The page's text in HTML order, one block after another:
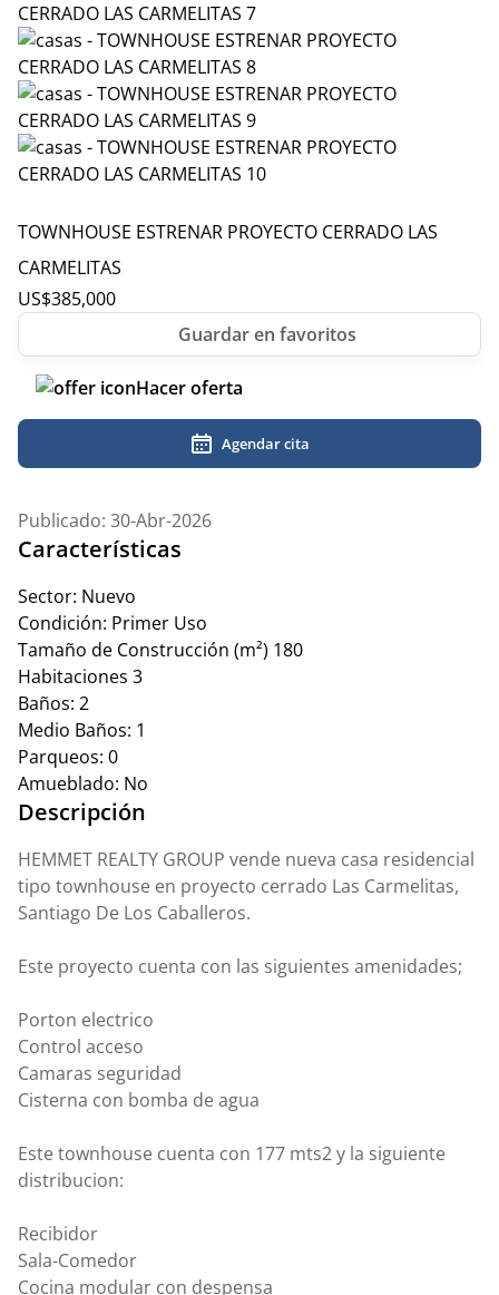
TOWNHOUSE ESTRENAR PROYECTO CERRADO LAS
CARMELITAS
US$385,000
Hacer oferta
Agendar cita
Publicado: 30-Abr-2026
Características
Sector: Nuevo
Condición: Primer Uso
Tamaño de Construcción (m²) 180
Habitaciones 3
Baños: 2
Medio Baños: 1
Parqueos: 0
Amueblado: No
Descripción
HEMMET REALTY GROUP vende nueva casa residencial
tipo townhouse en proyecto cerrado Las Carmelitas,
Santiago De Los Caballeros.
Este proyecto cuenta con las siguientes amenidades;
Porton electrico
Control acceso
Camaras seguridad
Cisterna con bomba de agua
Este townhouse cuenta con 177 mts2 y la siguiente
distribucion:
Recibidor
Sala-Comedor
Cocina modular con despensa